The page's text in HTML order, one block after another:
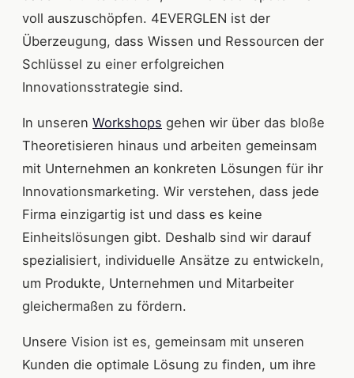
voll auszuschöpfen. 4EVERGLEN ist der
Überzeugung, dass Wissen und Ressourcen der
Schlüssel zu einer erfolgreichen
Innovationsstrategie sind.
In unseren Workshops gehen wir über das bloße
Theoretisieren hinaus und arbeiten gemeinsam
mit Unternehmen an konkreten Lösungen für ihr
Innovationsmarketing. Wir verstehen, dass jede
Firma einzigartig ist und dass es keine
Einheitslösungen gibt. Deshalb sind wir darauf
spezialisiert, individuelle Ansätze zu entwickeln,
um Produkte, Unternehmen und Mitarbeiter
gleichermaßen zu fördern.
Unsere Vision ist es, gemeinsam mit unseren
Kunden die optimale Lösung zu finden, um ihre